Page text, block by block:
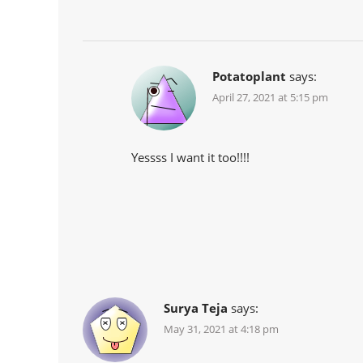
Potatoplant says:
April 27, 2021 at 5:15 pm
Yessss I want it too!!!!
Surya Teja says:
May 31, 2021 at 4:18 pm